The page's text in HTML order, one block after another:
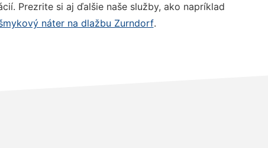
Prezrite si aj ďalšie naše služby, ako napríklad
náter na dlažbu Zurndorf.